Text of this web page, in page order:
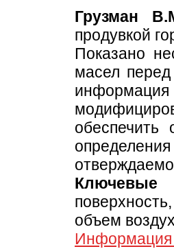
Грузман
продувкой
Показано
масел
Ключевые
объем
Информация